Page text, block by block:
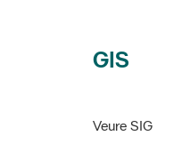
GIS
Veure SIG